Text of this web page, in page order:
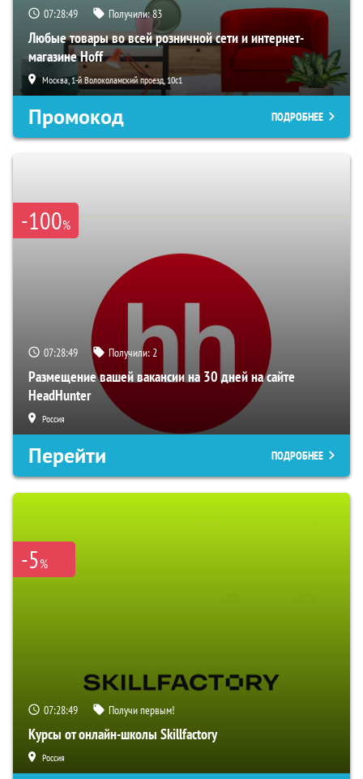
07:28:48 Получили:83
Любые товары во всей розничной сети и интернет-
магазине Hoff
Москва, 1-й Волоколамский проезд, 10с1
Промокод ПОДРОБНЕЕ
-100%
07:28:48 Получили:2
Размещение вашей вакансии на 30 дней на сайте
HeadHunter
Россия
Перейти ПОДРОБНЕЕ
-5%
07:28:48 Получи первым!
Курсы от онлайн-школы Skillfactory
Россия